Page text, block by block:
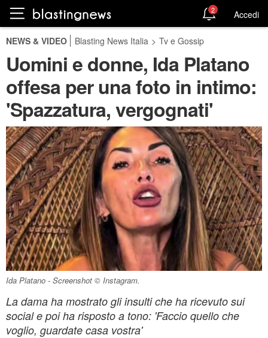
2 Accedi
NEWS & VIDEO Blasting News Italia > Tv e Gossip
Uomini e donne, Ida Platano
offesa per una foto in intimo:
'Spazzatura, vergognati'
Ida Platano - Screenshot © Instagram.
La dama ha mostrato gli insulti che ha ricevuto sui
social e poi ha risposto a tono: 'Faccio quello che
voglio, guardate casa vostra'